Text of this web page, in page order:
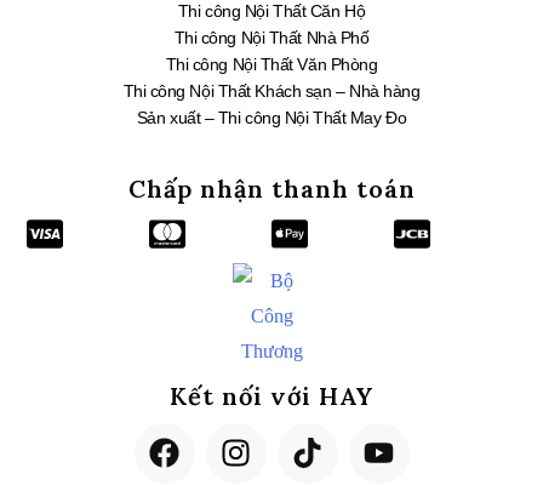
Thi công Nội Thất Căn Hộ
Thi công Nội Thất Nhà Phố
Thi công Nội Thất Văn Phòng
Thi công Nội Thất Khách sạn – Nhà hàng
Sản xuất – Thi công Nội Thất May Đo
Chấp nhận thanh toán
Kết nối với HAY